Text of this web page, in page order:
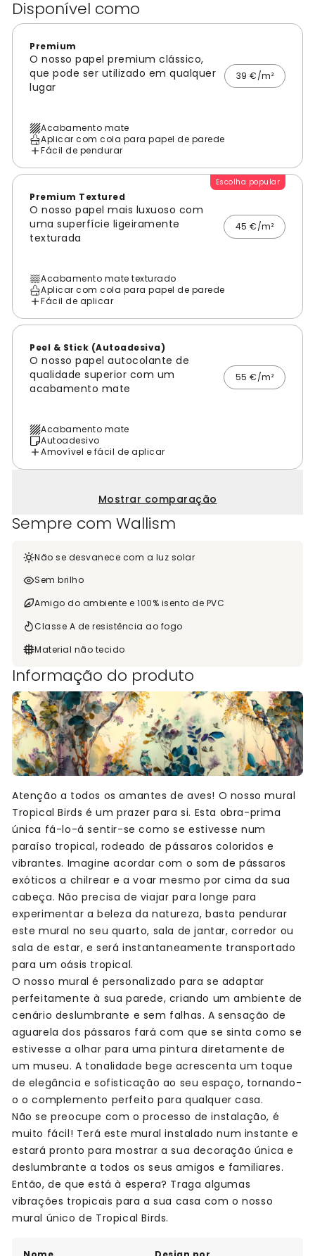
Disponível como
Premium
O nosso papel premium clássico,
que pode ser utilizado em qualquer
lugar
39 €/m²
Acabamento mate
Aplicar com cola para papel de parede
Fácil de pendurar
Escolha popular
Premium Textured
O nosso papel mais luxuoso com
uma superfície ligeiramente
texturada
45 €/m²
Acabamento mate texturado
Aplicar com cola para papel de parede
Fácil de aplicar
Peel & Stick (Autoadesiva)
O nosso papel autocolante de
qualidade superior com um
acabamento mate
55 €/m²
Acabamento mate
Autoadesivo
Amovível e fácil de aplicar
Mostrar comparação
Sempre com Wallism
Não se desvanece com a luz solar
Sem brilho
Amigo do ambiente e 100% isento de PVC
Classe A de resistência ao fogo
Material não tecido
Informação do produto
Atenção a todos os amantes de aves! O nosso mural
Tropical Birds é um prazer para si. Esta obra-prima
única fá-lo-á sentir-se como se estivesse num
paraíso tropical, rodeado de pássaros coloridos e
vibrantes. Imagine acordar com o som de pássaros
exóticos a chilrear e a voar mesmo por cima da sua
cabeça. Não precisa de viajar para longe para
experimentar a beleza da natureza, basta pendurar
este mural no seu quarto, sala de jantar, corredor ou
sala de estar, e será instantaneamente transportado
para um oásis tropical.
O nosso mural é personalizado para se adaptar
perfeitamente à sua parede, criando um ambiente de
cenário deslumbrante e sem falhas. A sensação de
aguarela dos pássaros fará com que se sinta como se
estivesse a olhar para uma pintura diretamente de
um museu. A tonalidade bege acrescenta um toque
de elegância e sofisticação ao seu espaço, tornando-
o o complemento perfeito para qualquer casa.
Não se preocupe com o processo de instalação, é
muito fácil! Terá este mural instalado num instante e
estará pronto para mostrar a sua decoração única e
deslumbrante a todos os seus amigos e familiares.
Então, de que está à espera? Traga algumas
vibrações tropicais para a sua casa com o nosso
mural único de Tropical Birds.